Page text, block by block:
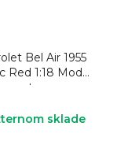
Bel Air 1955
Red 1:18 Model
auta
sklade